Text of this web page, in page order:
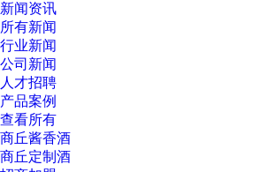
新闻资讯
所有新闻
行业新闻
公司新闻
人才招聘
产品案例
查看所有
商丘酱香酒
商丘定制酒